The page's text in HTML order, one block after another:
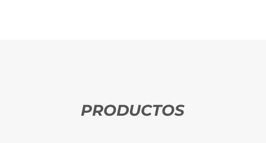
PRODUCTOS